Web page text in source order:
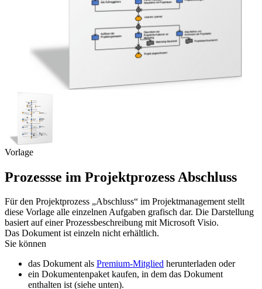
Vorlage
Prozessse im Projektprozess Abschluss
Für den Projektprozess „Abschluss“ im Projektmanagement stellt
diese Vorlage alle einzelnen Aufgaben grafisch dar. Die Darstellung
basiert auf einer Prozessbeschreibung mit Microsoft Visio.
Das Dokument ist einzeln nicht erhältlich.
Sie können
das Dokument als Premium-Mitglied herunterladen oder
ein Dokumentenpaket kaufen, in dem das Dokument
enthalten ist (siehe unten).